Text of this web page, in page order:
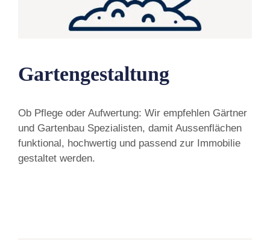
Gartengestaltung
Ob Pflege oder Aufwertung: Wir empfehlen Gärtner
und Gartenbau Spezialisten, damit Aussenflächen
funktional, hochwertig und passend zur Immobilie
gestaltet werden.